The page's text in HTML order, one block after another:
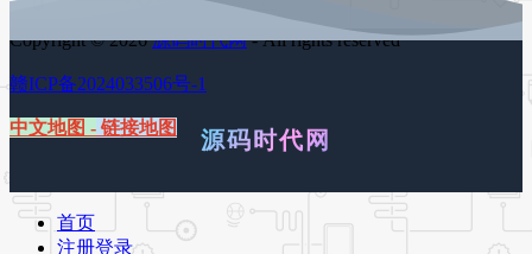
Copyright © 2026源码时代网- All rights reserved
赣ICP备2024033506号-1
中文地图 - 链接地图 源码时代网
首页
注册登录